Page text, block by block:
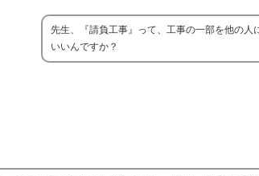
先生、『請負工事』って、工事の一部を他の人
いいんですか？